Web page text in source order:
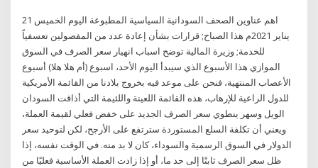
اهم عناوين الصحف السودانية السياسية المطبوعة اليوم الخميس 21
يناير 2021م هذا الصباح; قرارات بشأن إعادة عدد من المفصولين تعسفياً
للخدمة; وزيرة المالية توضح اسباب انهيار سعر الصرف في السوق
الموازي هذا الأسبوع الذي سيبدأ اليوم الأحد، اسبوع (أم هلا هلا) أسبوع
الأعصاب المنتهية، فنحن على موعد فيه بخروج بلادنا من القائمة الأمريكية
للدول الراعية للإرهاب، هذه القائمة اللعينة واللئيمة التي أذاقت السودان
الويل وسهر ينطوي سعر الصرف الجديد على خفض فعلي لقيمة العملة،
ويعني أن تكلفة السلع المستوردة سترتفع على الأرجح، لكن لتوحيد سعر
الدولار في السوق الرسمية والسوداء، كان لا بد منه. في الوقت نفسه، إذا
ظل سعر الصرف ثابتًا إلى حد ما، أو إذا زادت العملة الأساسية فعليًا من